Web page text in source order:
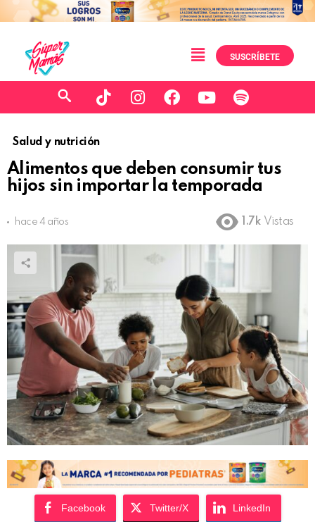
SUSCRÍBETE
Salud y nutrición
Alimentos que deben consumir tus
hijos sin importar la temporada
hace 4 años 1.7k Vistas
Facebook Twitter/X LinkedIn